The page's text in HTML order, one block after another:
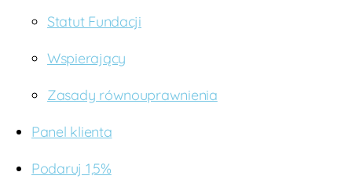
Statut Fundacji
Wspierający
Zasady równouprawnienia
Panel klienta
Podaruj 1,5%